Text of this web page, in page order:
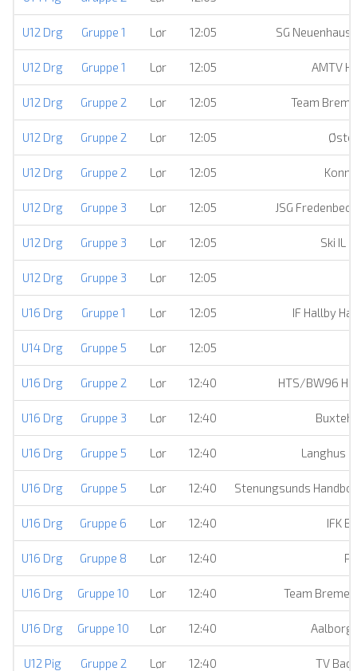
U12 Drg Gruppe 1 Lør 12:05 SG
U12 Drg Gruppe 1 Lør 12:05 AMTV
U12 Drg Gruppe 2 Lør 12:05 Team
U12 Drg Gruppe 2 Lør 12:05
U12 Drg Gruppe 2 Lør 12:05
U12 Drg Gruppe 3 Lør 12:05 JSG
U12 Drg Gruppe 3 Lør 12:05 Ski IL
U12 Drg Gruppe 3 Lør 12:05
U16 Drg Gruppe 1 Lør 12:05 IF Hallby
U14 Drg Gruppe 5 Lør 12:05
U16 Drg Gruppe 2 Lør 12:40 HTS/BW96
U16 Drg Gruppe 3 Lør 12:40
U16 Drg Gruppe 5 Lør 12:40 Langhus
U16 Drg Gruppe 5 Lør 12:40 Stenungsunds
U16 Drg Gruppe 6 Lør 12:40 IFK
U16 Drg Gruppe 8 Lør 12:40
U16 Drg Gruppe 10 Lør 12:40 Team
U16 Drg Gruppe 10 Lør 12:40 Aalborg
U12 Pig Gruppe 2 Lør 12:40 TV